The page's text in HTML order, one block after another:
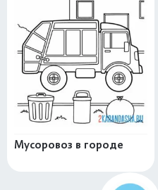
Мусоровоз в городе